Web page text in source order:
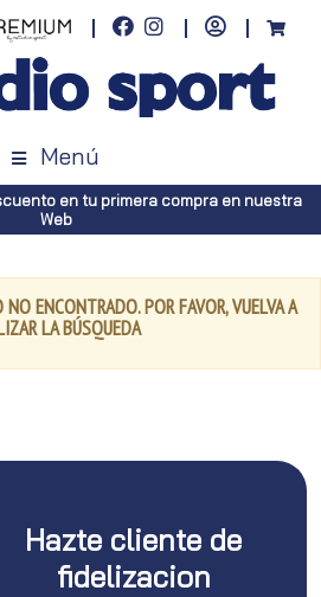
Menú
en tu primera compra en nuestra
Web
ENCONTRADO. POR FAVOR, VUELVA A
LA BÚSQUEDA
Hazte cliente de
fidelizacion